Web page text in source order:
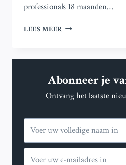
professionals 18 maanden…
LEES MEER UNIVERSITAIRE
EEN
VERDIENEN
DAN
MEDESTUDENTEN
Abonneer je
Ontvang het laatste